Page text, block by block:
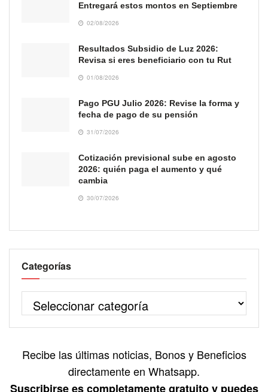
Entregará estos montos en Septiembre
02/08/2026
Resultados Subsidio de Luz 2026:
Revisa si eres beneficiario con tu Rut
01/08/2026
Pago PGU Julio 2026: Revise la forma y
fecha de pago de su pensión
31/07/2026
Cotización previsional sube en agosto
2026: quién paga el aumento y qué
cambia
30/07/2026
Categorías
Recibe las últimas noticias, Bonos y Beneficios
directamente en Whatsapp.
Suscribirse es completamente gratuito y puedes